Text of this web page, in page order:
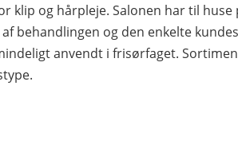
og hårpleje. Salonen har til huse
behandlingen og den enkelte
anvendt i frisørfaget.